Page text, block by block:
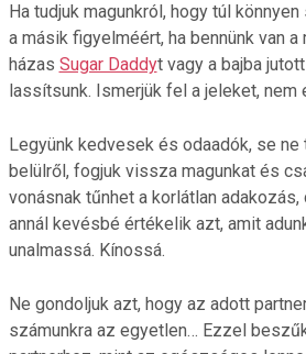
Ha tudjuk magunkról, hogy túl
a másik figyelméért, ha bennünk van
házas Sugar Daddyt vagy a bajba
lassítsunk. Ismerjük fel a jeleket, nem
Legyünk kedvesek és odaadók, se
belülről, fogjuk vissza magunkat és
vonásnak tűnhet a korlátlan
annál kevésbé értékelik azt, amit
unalmassá. Kínossá.
Ne gondoljuk azt, hogy az adott
számunkra az egyetlen… Ezzel